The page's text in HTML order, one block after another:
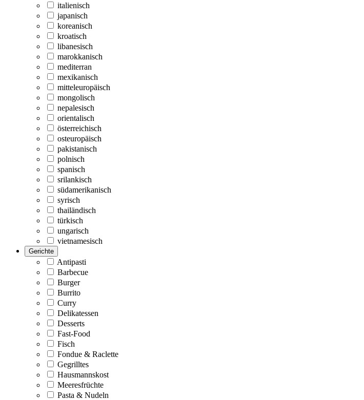
italienisch
japanisch
koreanisch
kroatisch
libanesisch
marokkanisch
mediterran
mexikanisch
mitteleuropäisch
mongolisch
nepalesisch
orientalisch
österreichisch
osteuropäisch
pakistanisch
polnisch
spanisch
srilankisch
südamerikanisch
syrisch
thailändisch
türkisch
ungarisch
vietnamesisch
Gerichte
Antipasti
Barbecue
Burger
Burrito
Curry
Delikatessen
Desserts
Fast-Food
Fisch
Fondue & Raclette
Gegrilltes
Hausmannskost
Meeresfrüchte
Pasta & Nudeln